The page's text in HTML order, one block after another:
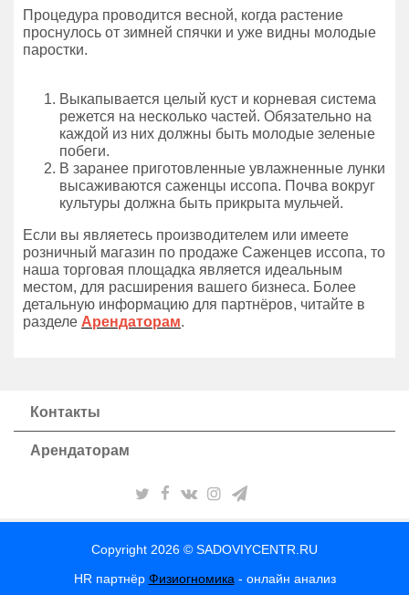
Процедура проводится весной, когда растение
проснулось от зимней спячки и уже видны молодые
паростки.
Выкапывается целый куст и корневая система
режется на несколько частей. Обязательно на
каждой из них должны быть молодые зеленые
побеги.
В заранее приготовленные увлажненные лунки
высаживаются саженцы иссопа. Почва вокруг
культуры должна быть прикрыта мульчей.
Если вы являетесь производителем или имеете
розничный магазин по продаже Саженцев иссопа, то
наша торговая площадка является идеальным
местом, для расширения вашего бизнеса. Более
детальную информацию для партнёров, читайте в
разделе Арендаторам.
Контакты
Арендаторам
Copyright 2026 © SADOVIYCENTR.RU
HR партнёр Физиогномика - онлайн анализ